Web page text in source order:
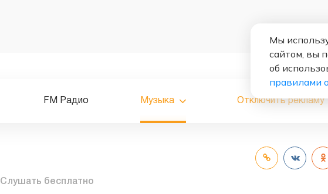
FM Радио Музыка Отключить рекламу
Слушать бесплатно
Мы
сайтом, вы
об
правилами